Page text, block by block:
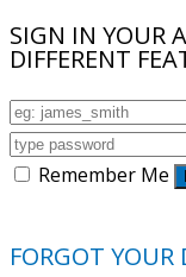
SIGN IN YOUR
DIFFERENT
Remember Me
FORGOT YOUR